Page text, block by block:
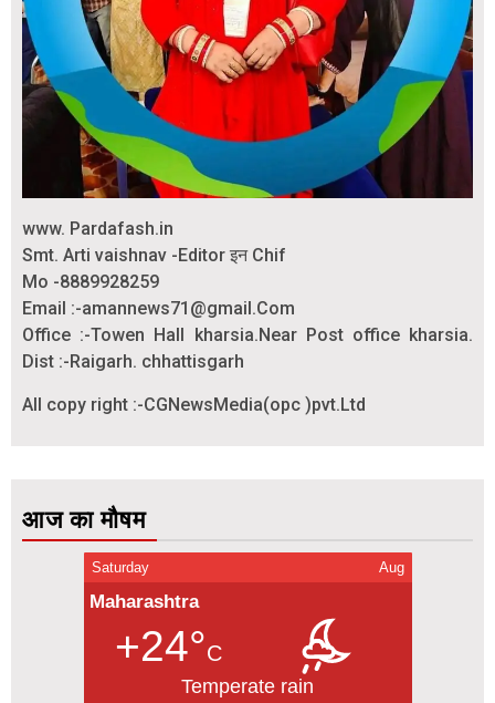
www. Pardafash.in
Smt. Arti vaishnav -Editor इन Chif
Mo -8889928259
Email :-amannews71@gmail.Com
Office :-Towen Hall kharsia.Near Post office kharsia.
Dist :-Raigarh. chhattisgarh
All copy right :-CGNewsMedia(opc )pvt.Ltd
आज का मौषम
Saturday Aug
Maharashtra
+24°C
Temperate rain